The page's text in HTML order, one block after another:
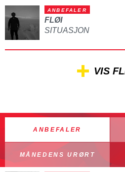
ANBEFALER
FLØI
SITUASJON
VIS
ANBEFALER
MÅNEDENS URØRT